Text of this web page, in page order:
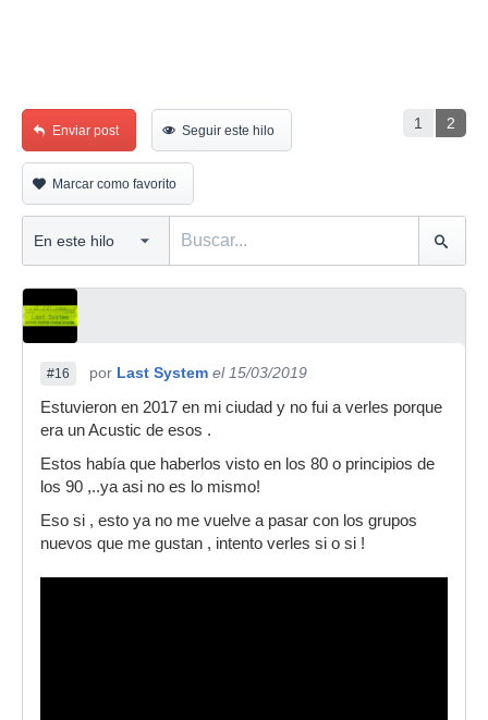
1 2
Enviar post Seguir este hilo
Marcar como favorito
#16 por Last System el 15/03/2019
Estuvieron en 2017 en mi ciudad y no fui a verles porque
era un Acustic de esos .
Estos había que haberlos visto en los 80 o principios de
los 90 ,..ya asi no es lo mismo!
Eso si , esto ya no me vuelve a pasar con los grupos
nuevos que me gustan , intento verles si o si !